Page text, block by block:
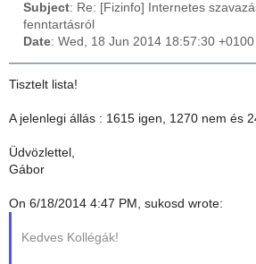
Subject: Re: [Fizinfo] Internetes
fenntartásról
Date: Wed, 18 Jun 2014 18:57:30 +0100
Tisztelt lista!
A jelenlegi állás : 1615 igen, 1270 nem és
Üdvözlettel,
Gábor
On 6/18/2014 4:47 PM, sukosd wrote:
Kedves Kollégák!